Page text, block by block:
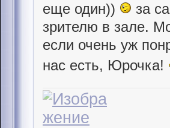
еще один))
за
зрителю в зале.
если очень уж
нас есть, Юрочка!